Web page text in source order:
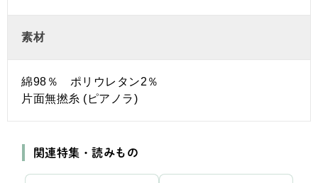
素材
綿98％ ポリウレタン2％
片面無撚糸 (ピアノラ)
関連特集・読みもの